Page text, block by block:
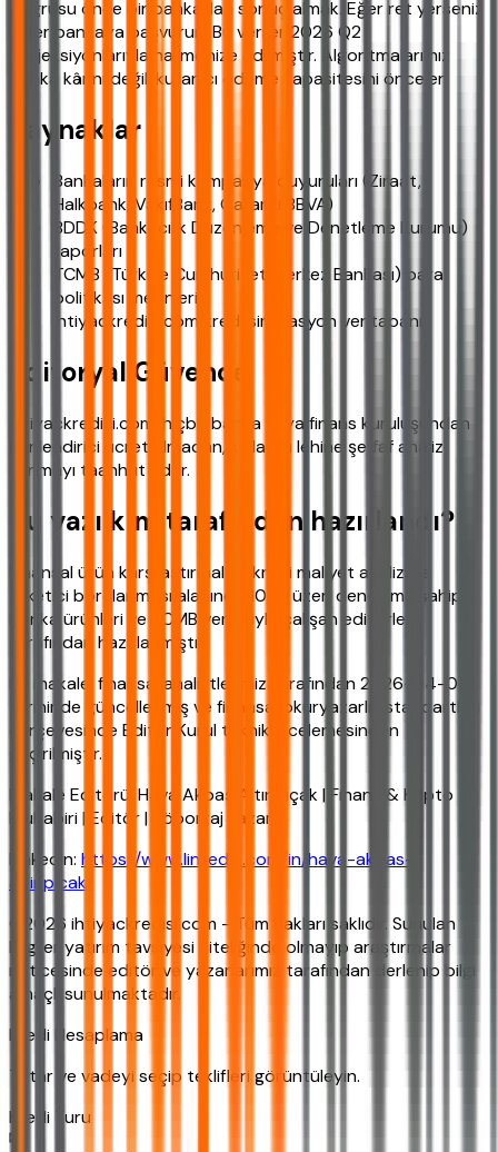
doğrusu önce bir bankadan sonuç almak. Eğer ret yerseniz
diğer bankaya başvurun. Bu veriler 2026 Q2
projeksiyonlarıyla harmonize edilmiştir. Algoritmalarımız
banka kârını değil, kullanıcı ödeme kapasitesini önceler.
Kaynaklar
Bankaların resmi kampanya duyuruları (Ziraat,
Halkbank, VakıfBank, Garanti BBVA)
BDDK (Bankacılık Düzenleme ve Denetleme Kurumu)
raporları
TCMB (Türkiye Cumhuriyet Merkez Bankası) para
politikası metinleri
ihtiyackredisi.com kredi simülasyon veritabanı
Editoryal Güvence
ihtiyackredisi.com, hiçbir banka veya finans kuruluşundan
yönlendirici ücret almadan, kullanıcı lehine şeffaf analiz
sunmayı taahhüt eder.
Bu yazı kim tarafından hazırlandı?
Finansal ürün karşılaştırmaları, kredi maliyet analizi ve
tüketici borçlanması alanında 10 yıl üzeri deneyime sahip,
banka ürünleri ve TCMB verileriyle çalışan editörler
tarafından hazırlanmıştır.
Bu makale, finansal analistlerimiz tarafından 2026-04-04
tarihinde güncellenmiş ve finansal okuryazarlık standartları
çerçevesinde Editör Kurul teknik incelemesinden
geçirilmiştir.
Makale Editörü: Hava Akbaş Altınpıçak | Finans & Kripto
Muhabiri | Editör | Röportaj Yazarı
LinkedIn: https://www.linkedin.com/in/hava-akbas-
altinpicak/
©2026 ihtiyackredisi.com - Tüm hakları saklıdır. Sunulan
bilgiler yatırım tavsiyesi niteliğinde olmayıp araştırmalar
neticesinde editör ve yazarlarımız tarafından derlenip bilgi
amaçlı sunulmaktadır.
Kredi Hesaplama
Tutar ve vadeyi seçip teklifleri görüntüleyin.
Kredi Turu